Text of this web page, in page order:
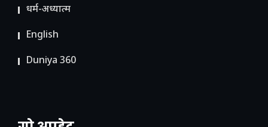
धर्म-अध्यात्म
English
Duniya 360